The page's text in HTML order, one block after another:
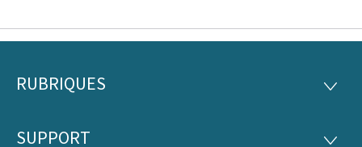
Pied
RUBRIQUES
SUPPORT